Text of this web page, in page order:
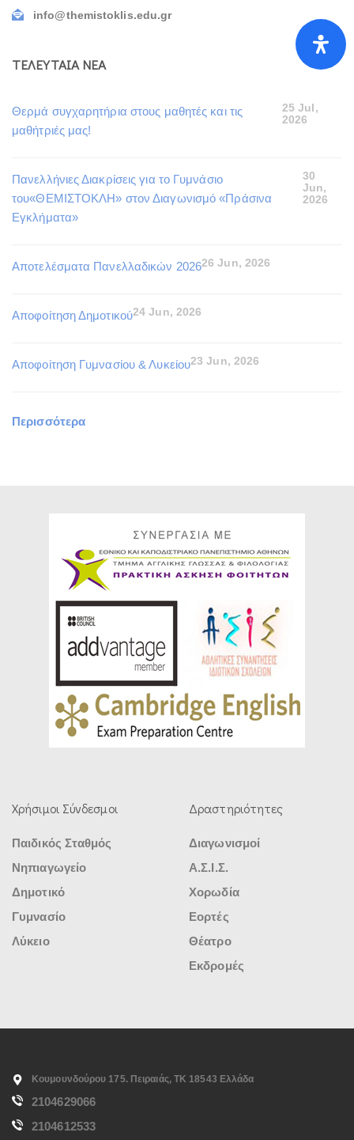
info@themistoklis.edu.gr
ΤΕΛΕΥΤΑΙΑ ΝΕΑ
Θερμά συγχαρητήρια στους μαθητές και τις
μαθήτριές μας!
25 Jul,
2026
Πανελλήνιες Διακρίσεις για το Γυμνάσιο
του«ΘΕΜΙΣΤΟΚΛΗ» στον Διαγωνισμό «Πράσινα
Εγκλήματα»
30
Jun,
2026
Αποτελέσματα Πανελλαδικών 202626 Jun, 2026
Αποφοίτηση Δημοτικού24 Jun, 2026
Αποφοίτηση Γυμνασίου & Λυκείου23 Jun, 2026
Περισσότερα
Χρήσιμοι Σύνδεσμοι
Παιδικός Σταθμός
Νηπιαγωγείο
Δημοτικό
Γυμνασίο
Λύκειο
Δραστηριότητες
Διαγωνισμοί
Α.Σ.Ι.Σ.
Χορωδία
Εορτές
Θέατρο
Εκδρομές
Κουμουνδούρου 175. Πειραιάς, ΤΚ 18543 Ελλάδα
2104629066
2104612533